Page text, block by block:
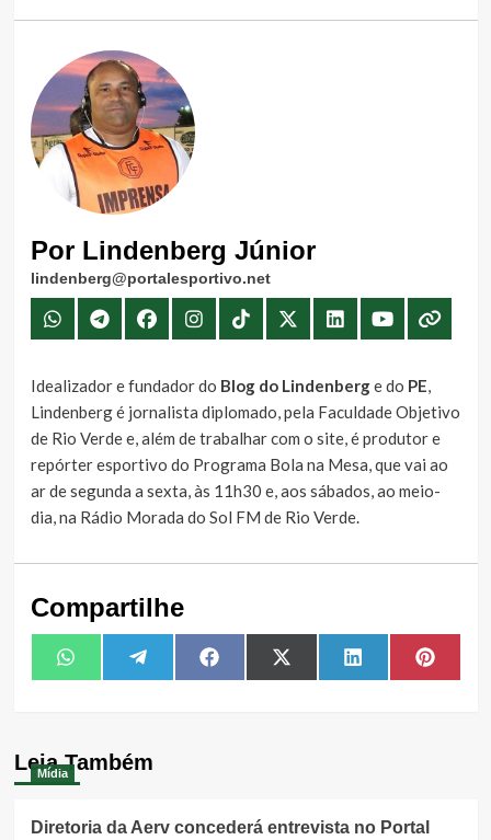
Por Lindenberg Júnior
lindenberg@portalesportivo.net
Idealizador e fundador do Blog do Lindenberge do PE,
Lindenberg é jornalista diplomado, pela Faculdade Objetivo
de Rio Verde e, além de trabalhar com o site, é produtor e
repórter esportivo do Programa Bola na Mesa, que vai ao
ar de segunda a sexta, às 11h30 e, aos sábados, ao meio-
dia, na Rádio Morada do Sol FM de Rio Verde.
Compartilhe
Share
on
WhatsAppShare
on
TelegramShare
on
FacebookShare
on
X
(Twitter)
Share
on
LinkedIn Share
on
Leia Também
Mídia
Diretoria da Aerv concederá entrevista no Portal